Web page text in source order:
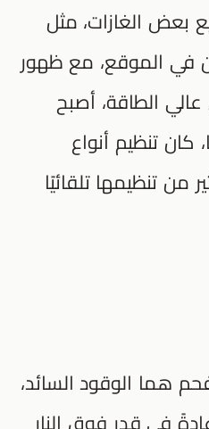
بعض الغازات، مثل
في الموقع، مع ظهور
الطاقة، أصبح
كان تنظيم أنواع
تنظيمها تلقائيًا
هما الوقود السائد،